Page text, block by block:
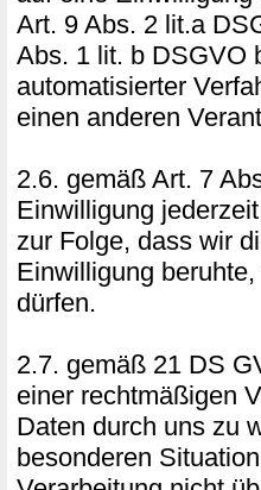
Art. 9 Abs. 2 lit.a
Abs. 1 lit. b DSGVO
automatisierter
einen anderen
2.6. gemäß Art. 7
Einwilligung
zur Folge, dass wir
Einwilligung
dürfen.
2.7. gemäß 21 DS
einer rechtmäßigen
Daten durch uns zu
besonderen